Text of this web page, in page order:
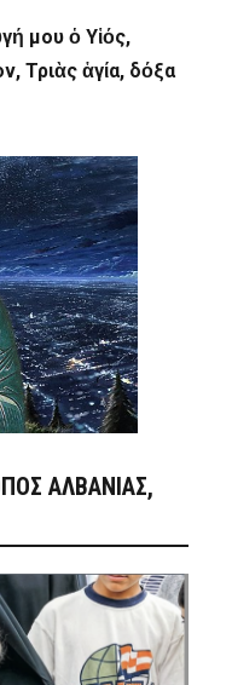
μου ὁ Υἱός,
Τριὰς ἁγία, δόξα
ΑΛΒΑΝΊΑΣ,